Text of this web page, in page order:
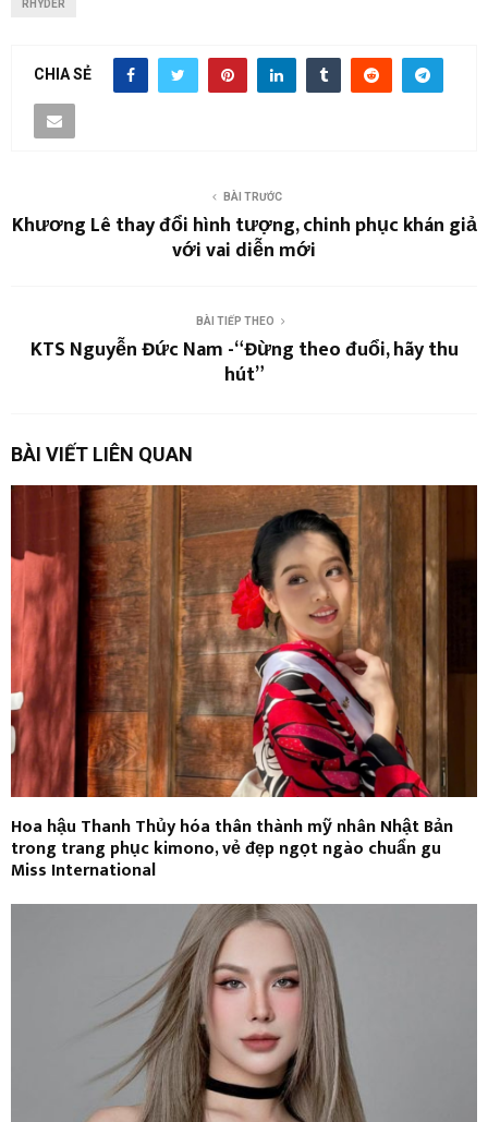
RHYDER
CHIA SẺ
BÀI TRƯỚC
Khương Lê thay đổi hình tượng, chinh phục khán giả
với vai diễn mới
BÀI TIẾP THEO
KTS Nguyễn Đức Nam -“Đừng theo đuổi, hãy thu
hút”
BÀI VIẾT LIÊN QUAN
Hoa hậu Thanh Thủy hóa thân thành mỹ nhân Nhật Bản
trong trang phục kimono, vẻ đẹp ngọt ngào chuẩn gu
Miss International